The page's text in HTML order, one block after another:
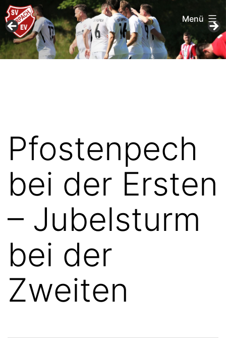
Menü
Pfostenpech
bei der Ersten
– Jubelsturm
bei der
Zweiten